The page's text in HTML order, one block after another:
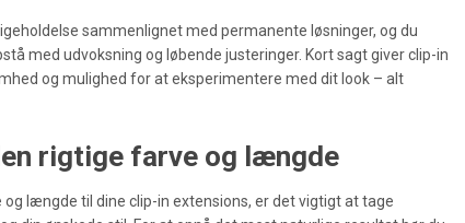
sammenlignet med permanente løsninger, og du
med udvoksning og løbende justeringer. Kort sagt giver clip-in
og mulighed for at eksperimentere med dit look – alt
rigtige farve og længde
længde til dine clip-in extensions, er det vigtigt at tage